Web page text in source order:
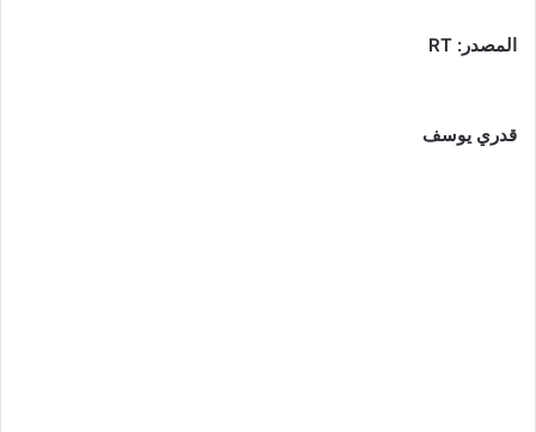
المصدر: RT
قدري يوسف